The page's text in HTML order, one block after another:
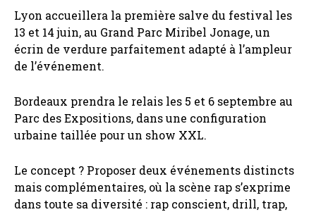
Lyon accueillera la première salve du festival les
13 et 14 juin, au Grand Parc Miribel Jonage, un
écrin de verdure parfaitement adapté à l’ampleur
de l’événement.
Bordeaux prendra le relais les 5 et 6 septembre au
Parc des Expositions, dans une configuration
urbaine taillée pour un show XXL.
Le concept ? Proposer deux événements distincts
mais complémentaires, où la scène rap s’exprime
dans toute sa diversité : rap conscient, drill, trap,